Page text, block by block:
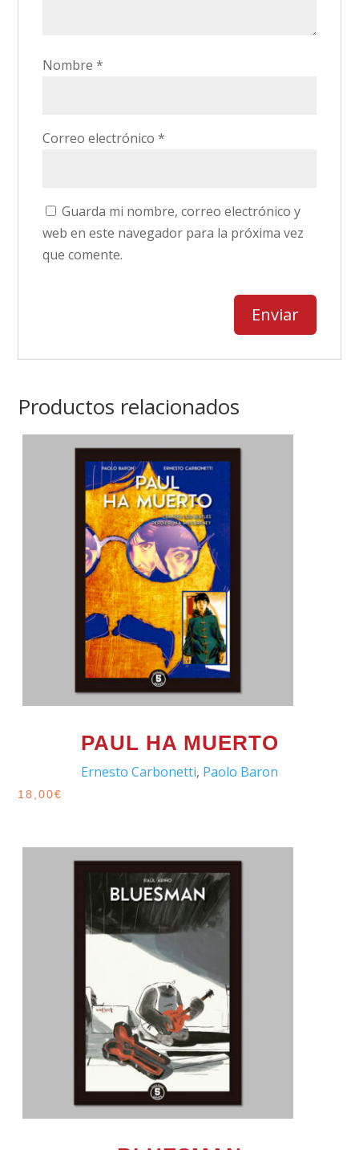
Nombre*
Correo electrónico*
Guarda mi nombre, correo electrónico y
web en este navegador para la próxima vez
que comente.
Productos relacionados
PAUL HA MUERTO
Ernesto Carbonetti, Paolo Baron
18,00€